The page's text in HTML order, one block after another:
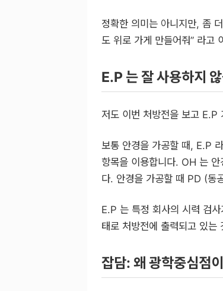
정확한 의미는 아니지만, 좀
도 위로 가게 만들어줘” 라고
E.P 는 잘 사용하지
저도 이번 처방전을 보고 E.P
보통 안경을 가공할 때, E.P
항목을 이용합니다. OH 는
다. 안경을 가공할 때 PD (동
E.P 는 특정 회사의 시력 검
태로 처방전에 출력되고 있
잡담: 왜 광학중심점